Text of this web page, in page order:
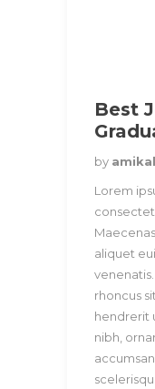
Best
by amikal
Lorem
aliquet
rhoncus
hendrerit
nibh,